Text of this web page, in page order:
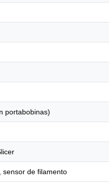
portabobinas)
sensor de filamento